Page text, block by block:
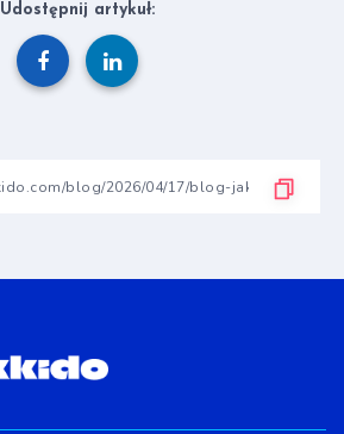
Udostępnij artykuł: